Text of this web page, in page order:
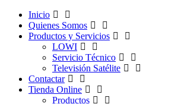
Inicio
Quienes Somos
Productos y Servicios
LOWI
Servicio Técnico
Televisión Satélite
Contactar
Tienda Online
Productos